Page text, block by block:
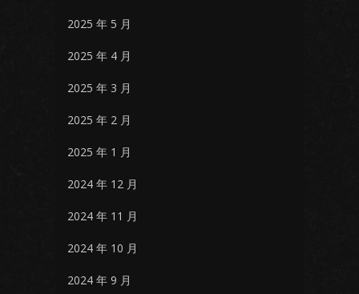
2025 年 5 月
2025 年 4 月
2025 年 3 月
2025 年 2 月
2025 年 1 月
2024 年 12 月
2024 年 11 月
2024 年 10 月
2024 年 9 月